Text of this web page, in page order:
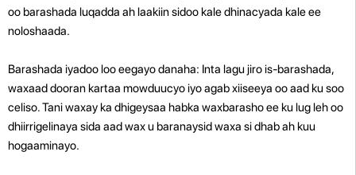
oo barashada luqadda ah laakiin sidoo kale dhinacyada kale ee
noloshaada.
Barashada iyadoo loo eegayo danaha: Inta lagu jiro is-barashada,
waxaad dooran kartaa mowduucyo iyo agab xiiseeya oo aad ku soo
celiso. Tani waxay ka dhigeysaa habka waxbarasho ee ku lug leh oo
dhiirrigelinaya sida aad wax u baranaysid waxa si dhab ah kuu
hogaaminayo.